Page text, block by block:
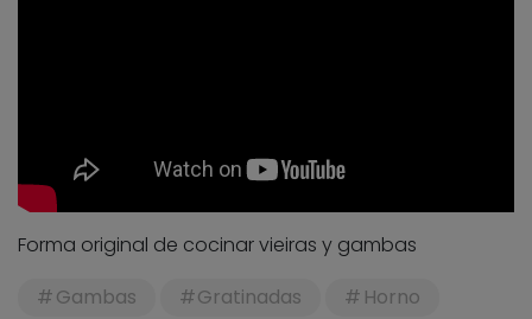
Forma original de cocinar vieiras y gambas
Gambas
Gratinadas
Horno